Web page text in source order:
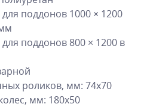
поддонов 1000 × 1200
поддонов 800 × 1200 в
роликов, мм: 74x70
мм: 180х50